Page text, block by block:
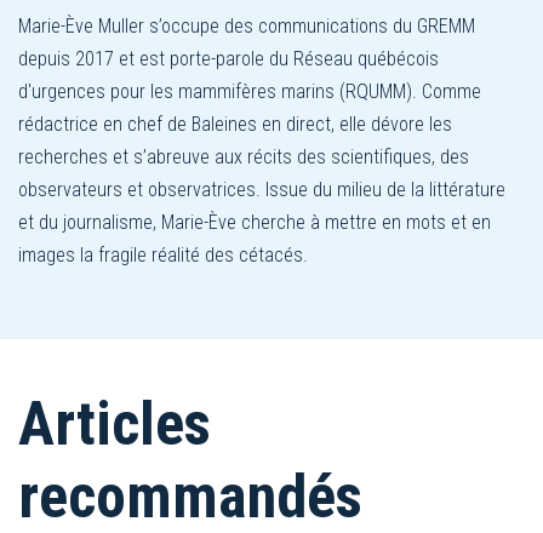
Marie-Ève Muller s’occupe des communications du GREMM
depuis 2017 et est porte-parole du Réseau québécois
d'urgences pour les mammifères marins (RQUMM). Comme
rédactrice en chef de Baleines en direct, elle dévore les
recherches et s’abreuve aux récits des scientifiques, des
observateurs et observatrices. Issue du milieu de la littérature
et du journalisme, Marie-Ève cherche à mettre en mots et en
images la fragile réalité des cétacés.
Articles
recommandés